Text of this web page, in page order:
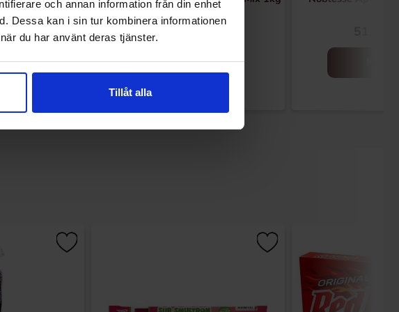
och annan information från din enhet
Dessa kan i sin tur kombinera informationen
du har använt deras tjänster.
Tillåt alla
Köp